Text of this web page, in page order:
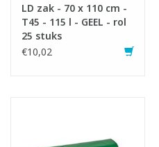
LD zak - 70 x 110 cm -
T45 - 115 l - GEEL - rol
25 stuks
€10,02